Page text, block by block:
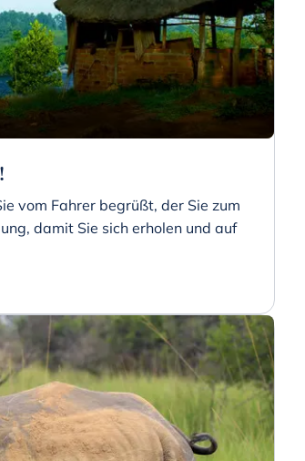
vom Fahrer begrüßt, der Sie zum
damit Sie sich erholen und auf